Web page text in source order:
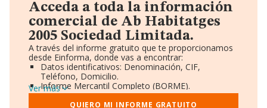
Acceda a toda la información
comercial de Ab Habitatges
2005 Sociedad Limitada.
A través del informe gratuito que te proporcionamos
desde Einforma, donde vas a encontrar:
Datos identificativos: Denominación, CIF,
Teléfono, Domicilio.
Informe Mercantil Completo (BORME).
Gráficos de Evolución Ventas y Empleados.
Consejo de Administración y Administradores.
Ver más
QUIERO MI INFORME GRATUITO